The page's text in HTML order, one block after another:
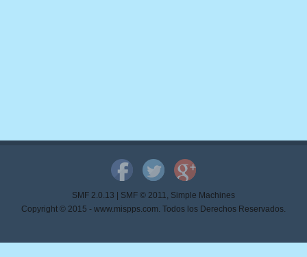
SMF 2.0.13 SMF © 2011, Simple Machines
Copyright © 2015 - www.mispps.com. Todos los Derechos Reservados.